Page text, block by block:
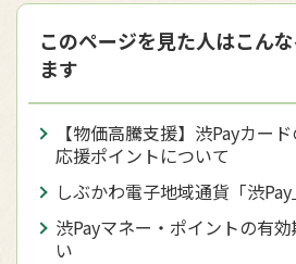
このページを見た人はこん
ます
【物価高騰支援】渋Payカー
応援ポイントについて
しぶかわ電子地域通貨「渋
渋Payマネー・ポイントの有
い